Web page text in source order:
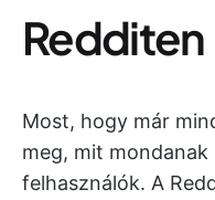
Redditen
Most, hogy már
meg, mit
felhasználók. A